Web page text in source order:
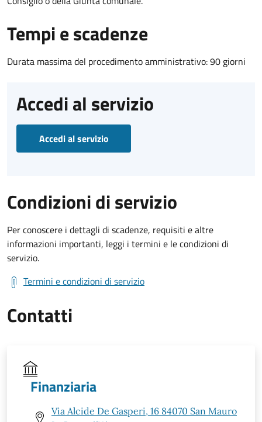
Tempi e scadenze
Durata massima del procedimento amministrativo: 90 giorni
Accedi al servizio
Accedi al servizio
Condizioni di servizio
Per conoscere i dettagli di scadenze, requisiti e altre
informazioni importanti, leggi i termini e le condizioni di
servizio.
Termini e condizioni di servizio
Contatti
Finanziaria
Via Alcide De Gasperi, 16 84070 San Mauro